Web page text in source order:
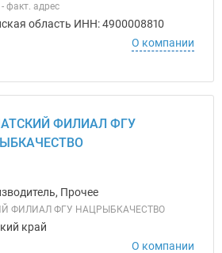
факт. адрес
область ИНН: 4900008810
О компании
ФИЛИАЛ ФГУ
Прочее
ФИЛИАЛ ФГУ НАЦРЫБКАЧЕСТВО
край
О компании